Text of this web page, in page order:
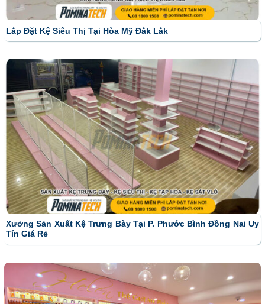
Lắp Đặt Kệ Siêu Thị Tại Hòa Mỹ Đắk Lắk
Xưởng Sản Xuất Kệ Trưng Bày Tại P. Phước Bình Đồng Nai Uy
Tín Giá Rẻ